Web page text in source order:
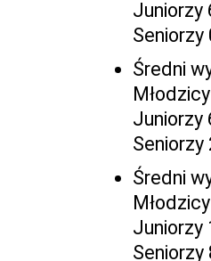
Juniorzy
Seniorzy
Średni
Juniorzy
Seniorzy
Średni
Juniorzy
Seniorzy